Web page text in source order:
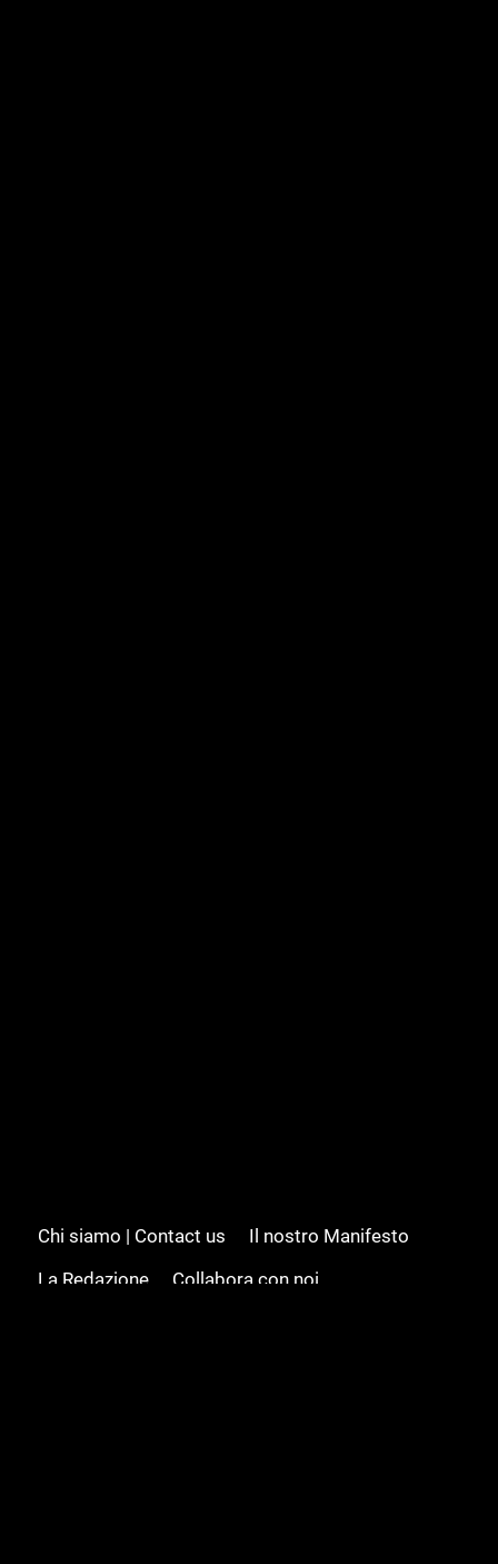
Chi siamo | Contact us
Il nostro Manifesto
La Redazione
Collabora con noi